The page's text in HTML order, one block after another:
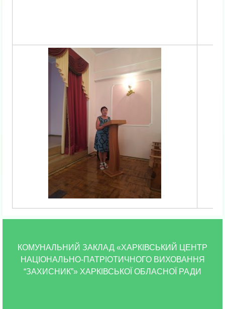
КОМУНАЛЬНИЙ ЗАКЛАД «ХАРКІВСЬКИЙ ЦЕНТР
НАЦІОНАЛЬНО-ПАТРІОТИЧНОГО ВИХОВАННЯ
“ЗАХИСНИК”» ХАРКІВСЬКОЇ ОБЛАСНОЇ РАДИ